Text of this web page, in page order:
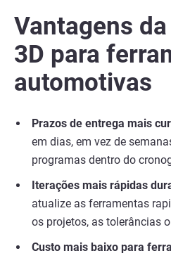
Vantagens
3D para
automotivas
Prazos de entrega mais
em dias, em vez de
programas dentro do
Iterações mais rápidas
atualize as ferramentas
os projetos, as tolerâncias
Custo mais baixo para